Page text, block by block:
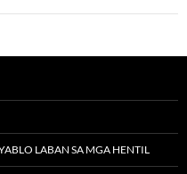
LABAN SA MGA HENTIL